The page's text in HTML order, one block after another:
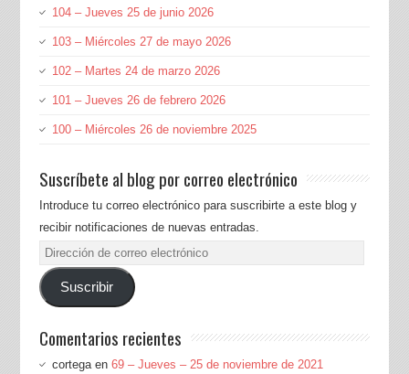
104 – Jueves 25 de junio 2026
103 – Miércoles 27 de mayo 2026
102 – Martes 24 de marzo 2026
101 – Jueves 26 de febrero 2026
100 – Miércoles 26 de noviembre 2025
Suscríbete al blog por correo electrónico
Introduce tu correo electrónico para suscribirte a este blog y
recibir notificaciones de nuevas entradas.
Dirección
de
correoSuscribir
Comentarios recientes
cortegaen 69 – Jueves – 25 de noviembre de 2021